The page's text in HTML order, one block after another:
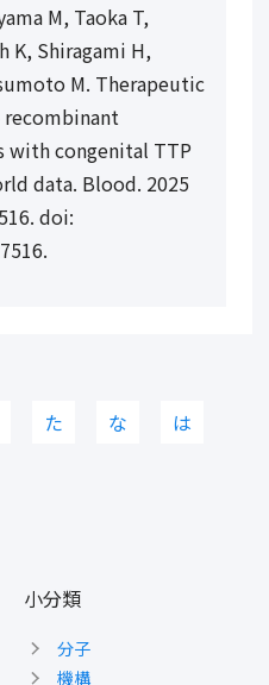
M, Taoka T,
K, Shiragami H,
M. Therapeutic
with congenital TTP
data. Blood. 2025
doi:
た な は
小分類
分子
機構